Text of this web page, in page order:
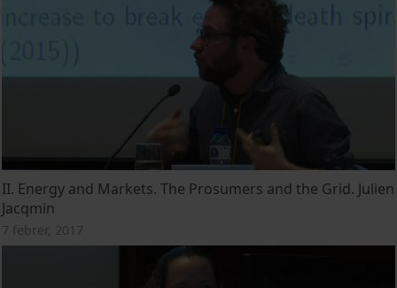
II. Energy and Markets. The Prosumers and the Grid. Julien
Jacqmin
7 febrer, 2017